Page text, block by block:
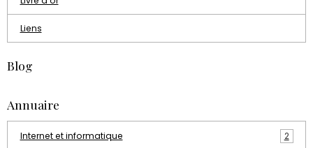
Liens
Blog
Annuaire
Internet et informatique 2